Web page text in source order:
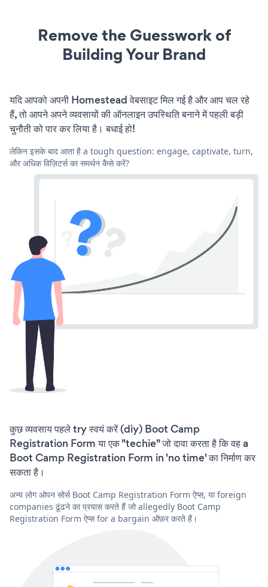
Remove the Guesswork of
Building Your Brand
यदि आपको अपनी Homestead वेबसाइट मिल गई है और आप चल रहे
हैं, तो आपने अपने व्यवसायों की ऑनलाइन उपस्थिति बनाने में पहली बड़ी
चुनौती को पार कर लिया है। बधाई हो!
लेकिन इसके बाद आता है a tough question: engage, captivate, turn,
और अधिक विज़िटर्स का समर्थन कैसे करें?
कुछ व्यवसाय पहले try स्वयं करें (diy) Boot Camp
Registration Form या एक "techie" जो दावा करता है कि वह a
Boot Camp Registration Form in 'no time' का निर्माण कर
सकता है।
अन्य लोग ओपन सोर्स Boot Camp Registration Form ऐप्स, या foreign
companies ढूंढने का प्रयास करते हैं जो allegedly Boot Camp
Registration Form ऐप्स for a bargain ऑफ़र करते हैं।